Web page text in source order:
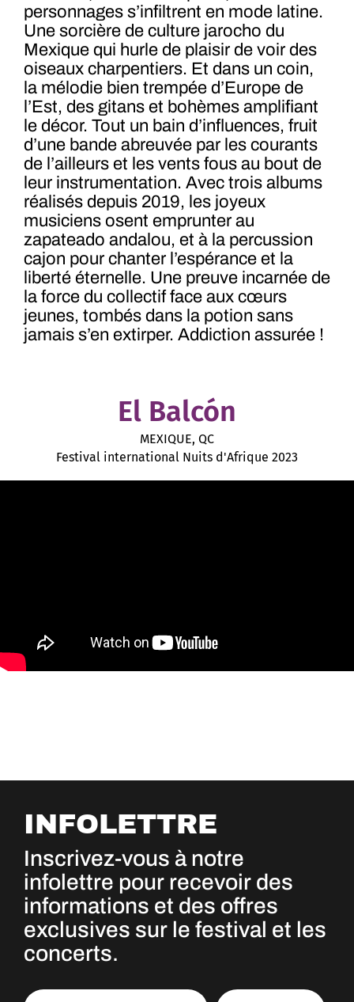
personnages s’infiltrent en mode latine.
Une sorcière de culture jarocho du
Mexique qui hurle de plaisir de voir des
oiseaux charpentiers. Et dans un coin,
la mélodie bien trempée d’Europe de
l’Est, des gitans et bohèmes amplifiant
le décor. Tout un bain d’influences, fruit
d’une bande abreuvée par les courants
de l’ailleurs et les vents fous au bout de
leur instrumentation. Avec trois albums
réalisés depuis 2019, les joyeux
musiciens osent emprunter au
zapateado andalou, et à la percussion
cajon pour chanter l’espérance et la
liberté éternelle. Une preuve incarnée de
la force du collectif face aux cœurs
jeunes, tombés dans la potion sans
jamais s’en extirper. Addiction assurée !
El Balcón
MEXIQUE, QC
Festival international Nuits d'Afrique 2023
INFOLETTRE
Inscrivez-vous à notre
infolettre pour recevoir des
informations et des offres
exclusives sur le festival et les
concerts.